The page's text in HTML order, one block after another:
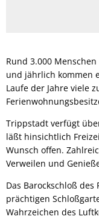
Rund 3.000
und jährlich kommen
Laufe der Jahre viele
Trippstadt verfügt
läßt hinsichtlich
Wunsch offen.
Verweilen und
Das Barockschloß
prächtigen
Wahrzeichen des